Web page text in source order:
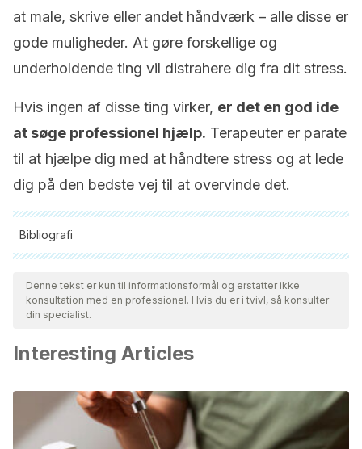
at male, skrive eller andet håndværk – alle disse er
gode muligheder. At gøre forskellige og
underholdende ting vil distrahere dig fra dit stress.
Hvis ingen af ​​disse ting virker, er det en god ide
at søge professionel hjælp. Terapeuter er parate
til at hjælpe dig med at håndtere stress og at lede
dig på den bedste vej til at overvinde det.
Bibliografi
Alle citerede kilder blev grundigt gennemgået af vores team
for at sikre deres kvalitet, pålidelighed, aktualitet og validitet.
Bibliografien i denne artikel blev betragtet som pålidelig og af
Stressand the General Adaptation Syndrome. Hans Selye.
Professor and Director of the Institute of Experimental
Medicine and Surgery, Universite de Montreal, Montreal,
Canada. British MEdical Journal. (1950).
https://www.ncbi.nlm.nih.gov/pmc/articles/PMC2038162/pdf/
Denne tekst er kun til informationsformål og erstatter ikke
konsultation med en professionel. Hvis du er i tvivl, så konsulter
din specialist.
Interesting Articles